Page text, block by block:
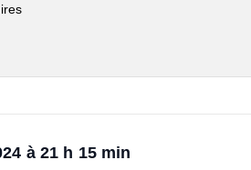
à 21 h 15 min